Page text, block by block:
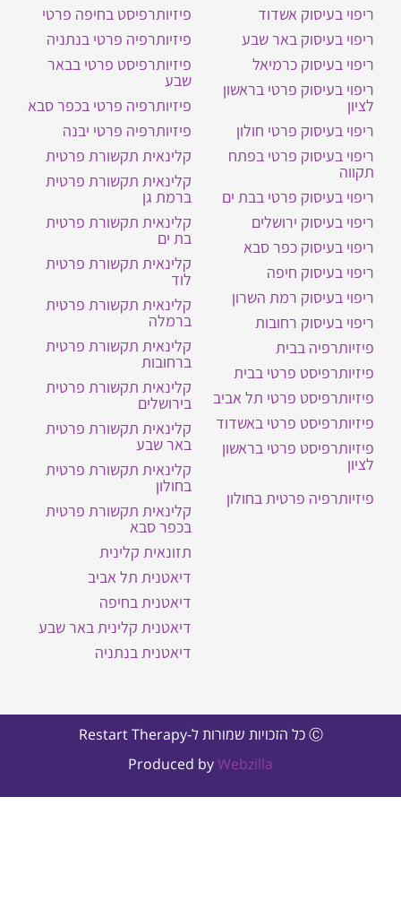
ריפוי בעיסוק אשדוד
ריפוי בעיסוק באר שבע
ריפוי בעיסוק כרמיאל
ריפוי בעיסוק פרטי בראשון
לציון
ריפוי בעיסוק פרטי חולון
ריפוי בעיסוק פרטי בפתח
תקווה
ריפוי בעיסוק פרטי בבת ים
ריפוי בעיסוק ירושלים
ריפוי בעיסוק כפר סבא
ריפוי בעיסוק חיפה
ריפוי בעיסוק רמת השרון
ריפוי בעיסוק רחובות
פיזיותרפיה בבית
פיזיותרפיסט פרטי בבית
פיזיותרפיסט פרטי תל אביב
פיזיותרפיסט פרטי באשדוד
פיזיותרפיסט פרטי בראשון
לציון
פיזיותרפיה פרטית בחולון
פיזיותרפיסט בחיפה פרטי
פיזיותרפיה פרטי בנתניה
פיזיותרפיסט פרטי בבאר
שבע
פיזיותרפיה פרטי בכפר סבא
פיזיותרפיה פרטי יבנה
קלינאית תקשורת פרטית
קלינאית תקשורת פרטית
ברמת גן
קלינאית תקשורת פרטית
בת ים
קלינאית תקשורת פרטית
לוד
קלינאית תקשורת פרטית
ברמלה
קלינאית תקשורת פרטית
ברחובות
קלינאית תקשורת פרטית
בירושלים
קלינאית תקשורת פרטית
באר שבע
קלינאית תקשורת פרטית
בחולון
קלינאית תקשורת פרטית
בכפר סבא
תזונאית קלינית
דיאטנית תל אביב
דיאטנית בחיפה
דיאטנית קלינית באר שבע
דיאטנית בנתניה
Ⓒ כל הזכויות שמורות ל-Restart Therapy
Produced byWebzilla